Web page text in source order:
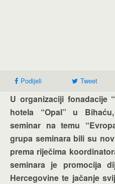
Podijeli Tweet
U organizaciji fonadacije
hotela “Opal” u
seminar na temu
grupa seminara bili su
prema riječima
seminara je promocija
Hercegovine te jačanje